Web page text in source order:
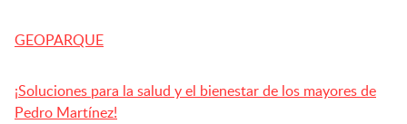
GEOPARQUE
¡Soluciones para la salud y el bienestar de los mayores de
Pedro Martínez!